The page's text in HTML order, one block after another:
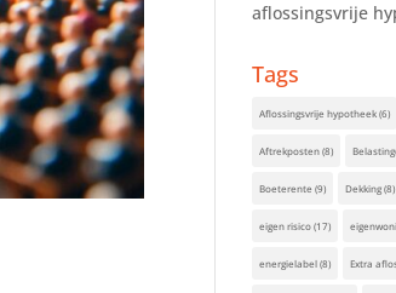
aflossingsvrije
Tags
Aflossingsvrije hypotheek(6)
Aftrekposten(8)
Boeterente (9) Dekking(8)
eigen risico(17)
energielabel(8) Extra